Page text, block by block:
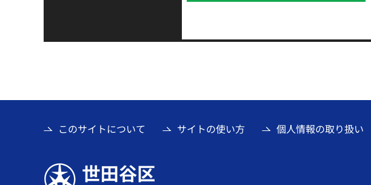
このサイトについて サイトの使い方 個人情報の取り扱い
世田谷区